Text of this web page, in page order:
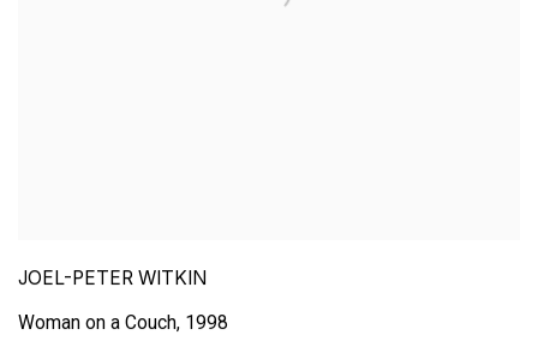
JOEL-PETER WITKIN
Woman on a Couch, 1998